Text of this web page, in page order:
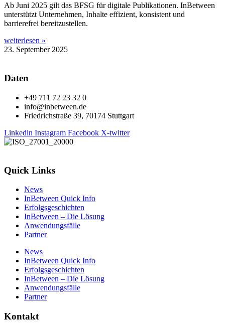
Ab Juni 2025 gilt das BFSG für digitale Publikationen. InBetween
unterstützt Unternehmen, Inhalte effizient, konsistent und
barrierefrei bereitzustellen.
weiterlesen »
23. September 2025
Daten
+49 711 72 23 32 0
info@inbetween.de
Friedrichstraße 39, 70174 Stuttgart
Linkedin Instagram Facebook X-twitter
Quick Links
News
InBetween Quick Info
Erfolgsgeschichten
InBetween – Die Lösung
Anwendungsfälle
Partner
News
InBetween Quick Info
Erfolgsgeschichten
InBetween – Die Lösung
Anwendungsfälle
Partner
Kontakt